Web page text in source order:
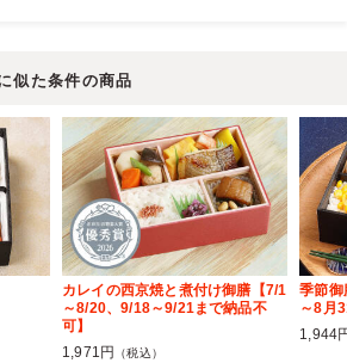
似た条件の商品
カレイの西京焼と煮付け御膳【7/1
～8/20、9/18～9/21まで納品不
可】
1,971円
（税込）
季節御
～8月
1,944